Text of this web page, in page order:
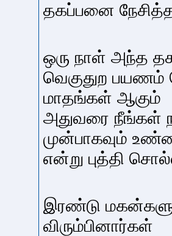
தகப்பனை
ஒரு நாள் அந்த
வெகுதுற பயணம்
மாதங்கள் ஆகும்
அதுவரை நீங்கள்
முன்பாகவும்
என்று புத்தி
இரண்டு
விரும்பினார்கள்